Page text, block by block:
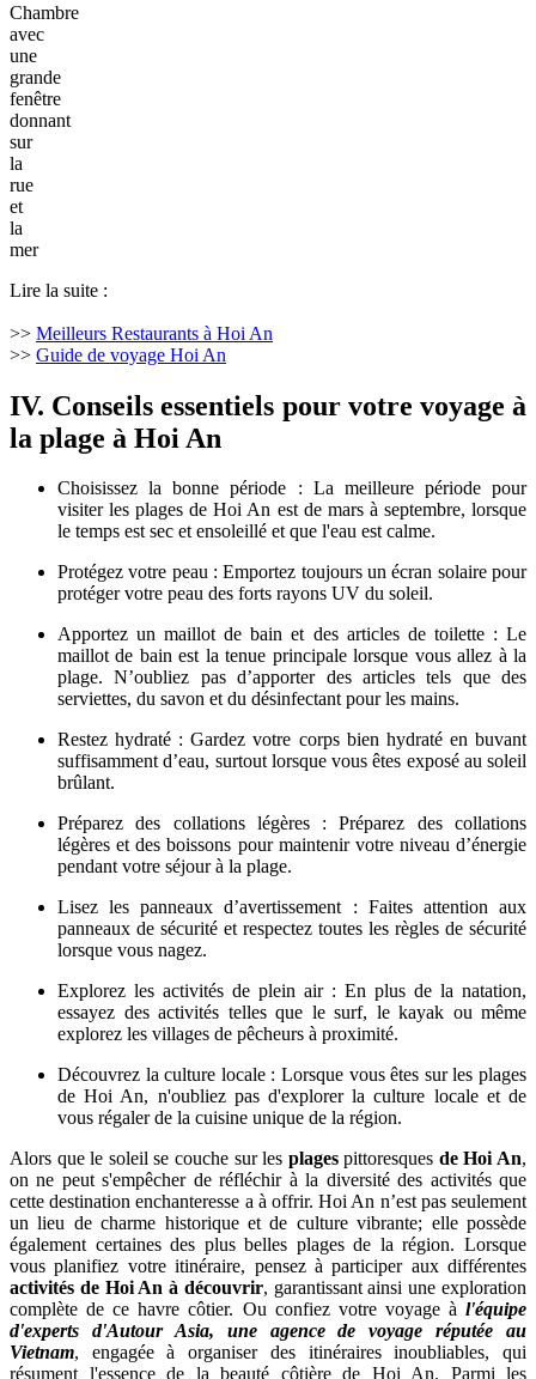
Chambre
avec
une
grande
fenêtre
donnant
sur
la
rue
et
la
mer
Lire la suite :
>> Meilleurs Restaurants à Hoi An
>> Guide de voyage Hoi An
IV. Conseils essentiels pour votre voyage à
la plage à Hoi An
Choisissez la bonne période : La meilleure période pour
visiter les plages de Hoi An est de mars à septembre, lorsque
le temps est sec et ensoleillé et que l'eau est calme.
Protégez votre peau : Emportez toujours un écran solaire pour
protéger votre peau des forts rayons UV du soleil.
Apportez un maillot de bain et des articles de toilette : Le
maillot de bain est la tenue principale lorsque vous allez à la
plage. N’oubliez pas d’apporter des articles tels que des
serviettes, du savon et du désinfectant pour les mains.
Restez hydraté : Gardez votre corps bien hydraté en buvant
suffisamment d’eau, surtout lorsque vous êtes exposé au soleil
brûlant.
Préparez des collations légères : Préparez des collations
légères et des boissons pour maintenir votre niveau d’énergie
pendant votre séjour à la plage.
Lisez les panneaux d’avertissement : Faites attention aux
panneaux de sécurité et respectez toutes les règles de sécurité
lorsque vous nagez.
Explorez les activités de plein air : En plus de la natation,
essayez des activités telles que le surf, le kayak ou même
explorez les villages de pêcheurs à proximité.
Découvrez la culture locale : Lorsque vous êtes sur les plages
de Hoi An, n'oubliez pas d'explorer la culture locale et de
vous régaler de la cuisine unique de la région.
Alors que le soleil se couche sur les plagespittoresques de Hoi An,
on ne peut s'empêcher de réfléchir à la diversité des activités que
cette destination enchanteresse a à offrir. Hoi An n’est pas seulement
un lieu de charme historique et de culture vibrante; elle possède
également certaines des plus belles plages de la région. Lorsque
vous planifiez votre itinéraire, pensez à participer aux différentes
activités de Hoi An à découvrir, garantissant ainsi une exploration
complète de ce havre côtier. Ou confiez votre voyage à l'équipe
d'experts d'Autour Asia, une agence de voyage réputée au
Vietnam, engagée à organiser des itinéraires inoubliables, qui
résument l'essence de la beauté côtière de Hoi An. Parmi les